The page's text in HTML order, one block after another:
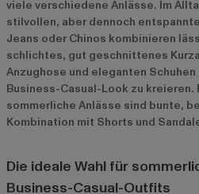
viele verschiedene Anlässe. Im
stilvollen, aber dennoch
Jeans oder Chinos kombinieren
schlichtes, gut geschnittenes
Anzughose und eleganten
Business-Casual-Look zu kreieren.
sommerliche Anlässe sind bunte,
Kombination mit Shorts und
Die ideale Wahl für
Business-Casual-Outfits